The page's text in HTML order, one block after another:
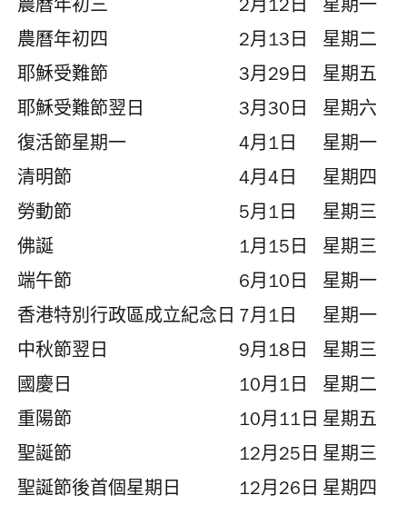
農曆年初三 2月12日
星期一
農曆年初四
2月13日
星期二
耶穌受難節
3月29日
星期五
耶穌受難節翌日
3月30日
星期六
復活節星期一
4月1日
星期一
清明節
4月4日
星期四
勞動節
5月1日
星期三
佛誕
1月15日
星期三
端午節
6月10日
星期一
香港特別行政區成立紀念日 7月1日
星期一
中秋節翌日
9月18日
星期三
國慶日
10月1日
星期二
重陽節
10月11日 星期五
聖誕節
12月25日 星期三
聖誕節後首個星期日
12月26日 星期四